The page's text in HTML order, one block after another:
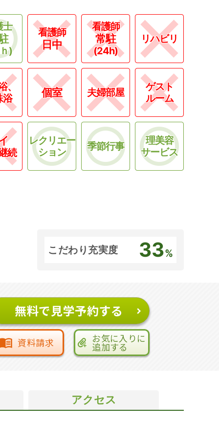
士
)
看護師
日中
看護師
常駐
(24h)
リハビリ
、
浴
個室 夫婦部屋
ゲスト
ルーム
続
レクリエー
ション
季節行事
理美容
サービス
こだわり充実度 33%
無料で見学予約する
資料請求 お気に入りに
追加する
アクセス